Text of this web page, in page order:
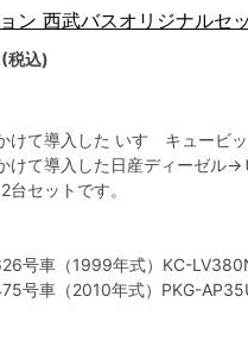
ン 西武バスオリジナルセ
税込)
て導入した いすゞキュービッ
て導入した日産ディーゼル→
セットです。
号車（1999年式）KC-
号車（2010年式）PKG-